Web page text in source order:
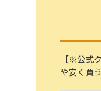
【※公式
や安く買